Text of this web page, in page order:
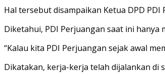
Hal tersebut disampaikan Ketua DPD PDI
Diketahui, PDI Perjuangan saat ini hanya
“Kalau kita PDI Perjuangan sejak awal
Dikatakan, kerja-kerja telah dijalankan di